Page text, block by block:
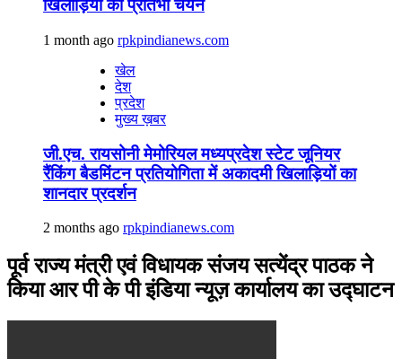
खिलाड़ियों का प्रतिभा चयन
1 month ago rpkpindianews.com
खेल
देश
प्रदेश
मुख्य ख़बर
जी.एच. रायसोनी मेमोरियल मध्यप्रदेश स्टेट जूनियर
रैंकिंग बैडमिंटन प्रतियोगिता में अकादमी खिलाड़ियों का
शानदार प्रदर्शन
2 months ago rpkpindianews.com
पूर्व राज्य मंत्री एवं विधायक संजय सत्येंद्र पाठक ने
किया आर पी के पी इंडिया न्यूज़ कार्यालय का उद्घाटन